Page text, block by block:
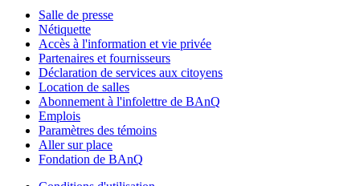
Salle de presse
Nétiquette
Accès à l'information et vie privée
Partenaires et fournisseurs
Déclaration de services aux citoyens
Location de salles
Abonnement à l'infolettre de BAnQ
Emplois
Paramètres des témoins
Aller sur place
Fondation de BAnQ